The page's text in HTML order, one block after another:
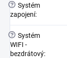
? Systém
zapojení:
? Systém
WIFI -
bezdrátový: